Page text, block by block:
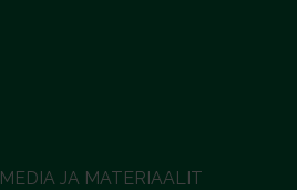
MEDIA JA MATERIAALIT